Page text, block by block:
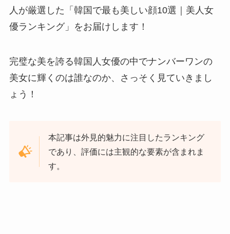
人が厳選した「韓国で最も美しい顔10選｜美人女
優ランキング」をお届けします！
完璧な美を誇る韓国人女優の中でナンバーワンの
美女に輝くのは誰なのか、さっそく見ていきまし
ょう！
本記事は外見的魅力に注目したランキング
であり、評価には主観的な要素が含まれま
す。